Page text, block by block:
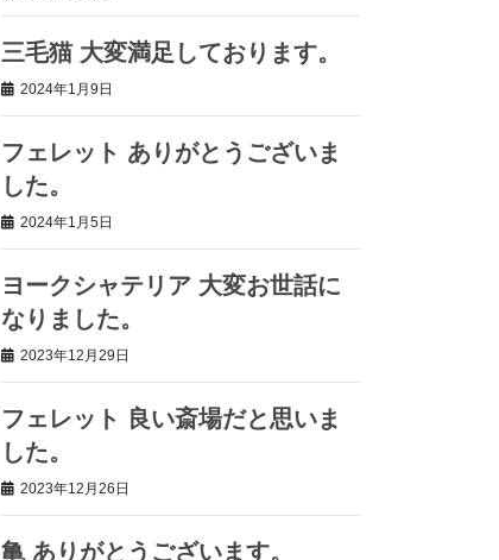
三毛猫 大変満足しております。
2024年1月9日
フェレット ありがとうございま
した。
2024年1月5日
ヨークシャテリア 大変お世話に
なりました。
2023年12月29日
フェレット 良い斎場だと思いま
した。
2023年12月26日
亀 ありがとうございます。